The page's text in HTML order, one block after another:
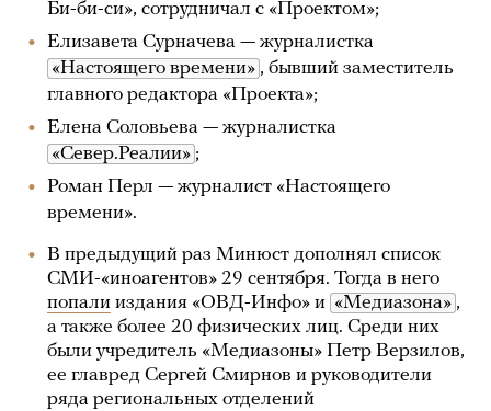
Би-би-си», сотрудничал с «Проектом»;
Елизавета Сурначева — журналистка
«Настоящего времени» , бывший заместитель
главного редактора «Проекта»;
Елена Соловьева — журналистка
«Север.Реалии» ;
Роман Перл — журналист «Настоящего
времени».
В предыдущий раз Минюст дополнял список
СМИ-«иноагентов» 29 сентября. Тогда в него
попали издания «ОВД-Инфо» и «Медиазона» ,
а также более 20 физических лиц. Среди них
были учредитель «Медиазоны» Петр Верзилов,
ее главред Сергей Смирнов и руководители
ряда региональных отделений